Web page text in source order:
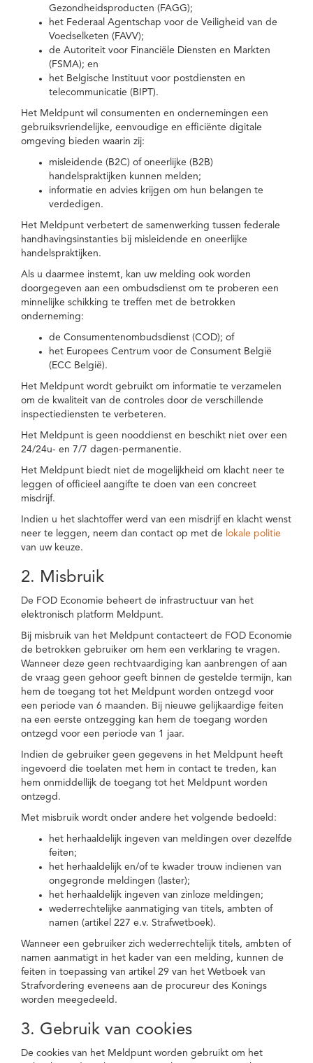
Gezondheidsproducten (FAGG);
het Federaal Agentschap voor de Veiligheid van de
Voedselketen (FAVV);
de Autoriteit voor Financiële Diensten en Markten
(FSMA); en
het Belgische Instituut voor postdiensten en
telecommunicatie (BIPT).
Het Meldpunt wil consumenten en ondernemingen een
gebruiksvriendelijke, eenvoudige en efficiënte digitale
omgeving bieden waarin zij:
misleidende (B2C) of oneerlijke (B2B)
handelspraktijken kunnen melden;
informatie en advies krijgen om hun belangen te
verdedigen.
Het Meldpunt verbetert de samenwerking tussen federale
handhavingsinstanties bij misleidende en oneerlijke
handelspraktijken.
Als u daarmee instemt, kan uw melding ook worden
doorgegeven aan een ombudsdienst om te proberen een
minnelijke schikking te treffen met de betrokken
onderneming:
de Consumentenombudsdienst (COD); of
het Europees Centrum voor de Consument België
(ECC België).
Het Meldpunt wordt gebruikt om informatie te verzamelen
om de kwaliteit van de controles door de verschillende
inspectiediensten te verbeteren.
Het Meldpunt is geen nooddienst en beschikt niet over een
24/24u- en 7/7 dagen-permanentie.
Het Meldpunt biedt niet de mogelijkheid om klacht neer te
leggen of officieel aangifte te doen van een concreet
misdrijf.
Indien u het slachtoffer werd van een misdrijf en klacht wenst
neer te leggen, neem dan contact op met de lokale politie
van uw keuze.
2. Misbruik
De FOD Economie beheert de infrastructuur van het
elektronisch platform Meldpunt.
Bij misbruik van het Meldpunt contacteert de FOD Economie
de betrokken gebruiker om hem een verklaring te vragen.
Wanneer deze geen rechtvaardiging kan aanbrengen of aan
de vraag geen gehoor geeft binnen de gestelde termijn, kan
hem de toegang tot het Meldpunt worden ontzegd voor
een periode van 6 maanden. Bij nieuwe gelijkaardige feiten
na een eerste ontzegging kan hem de toegang worden
ontzegd voor een periode van 1 jaar.
Indien de gebruiker geen gegevens in het Meldpunt heeft
ingevoerd die toelaten met hem in contact te treden, kan
hem onmiddellijk de toegang tot het Meldpunt worden
ontzegd.
Met misbruik wordt onder andere het volgende bedoeld:
het herhaaldelijk ingeven van meldingen over dezelfde
feiten;
het herhaaldelijk en/of te kwader trouw indienen van
ongegronde meldingen (laster);
het herhaaldelijk ingeven van zinloze meldingen;
wederrechtelijke aanmatiging van titels, ambten of
namen (artikel 227 e.v. Strafwetboek).
Wanneer een gebruiker zich wederrechtelijk titels, ambten of
namen aanmatigt in het kader van een melding, kunnen de
feiten in toepassing van artikel 29 van het Wetboek van
Strafvordering eveneens aan de procureur des Konings
worden meegedeeld.
3. Gebruik van cookies
De cookies van het Meldpunt worden gebruikt om het